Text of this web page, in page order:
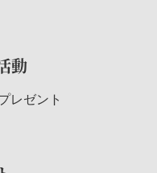
動
レゼント